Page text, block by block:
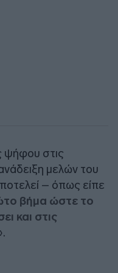
ψήφου στις
μελών του
– όπως είπε
βήμα ώστε το
και στις